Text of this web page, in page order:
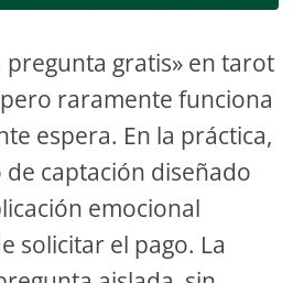
pregunta gratis» en tarot
raramente funciona
espera. En la práctica,
captación diseñado
emocional
solicitar el pago. La